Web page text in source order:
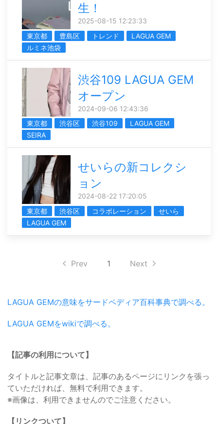
生！
2025-08-15 12:23:33
東京都
豊島区 トレンド
LAGUA GEM
ルミネ池袋
渋谷109 LAGUA GEM
オープン
2024-09-06 12:43:36
東京都
渋谷区 渋谷109
LAGUA GEM
SEIRA
せいらの新コレクシ
ョン
2024-08-22 17:20:05
東京都
渋谷区 コラボレーション
せいら
LAGUA GEM
Prev 1 Next
LAGUA GEMの意味をサードペディア百科事典で調べる。
LAGUA GEMをwikiで調べる。
【記事の利用について】
タイトルと記事文章は、記事のあるページにリンクを張っ
ていただければ、無料で利用できます。
※画像は、利用できませんのでご注意ください。
【リンクついて】